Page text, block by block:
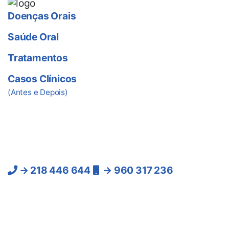
Doenças Orais
Saúde Oral
Tratamentos
Casos Clínicos
(Antes e Depois)
→ 218 446 644
→ 960 317 236